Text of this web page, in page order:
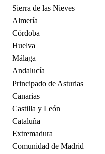
Sierra de las Nieves
Almería
Córdoba
Huelva
Málaga
Andalucía
Principado de Asturias
Canarias
Castilla y León
Cataluña
Extremadura
Comunidad de Madrid